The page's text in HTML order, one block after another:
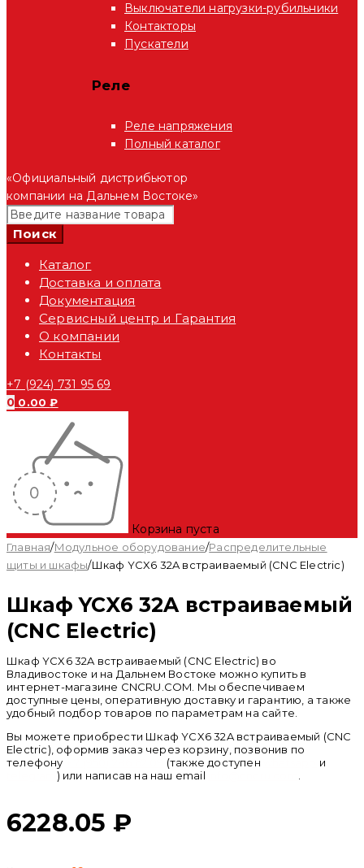
Выключатели нагрузки-рубильники
Контакторы
Пускатели
Реле
Реле напряжения
Полный каталог
«Официальный дистрибьютор
компании на Дальнем Востоке»
Каталог
Доставка и оплата
Документация
Сервисный центр и Гарантия
О компании
Контакты
+7 (924) 731 95 69
0 0.00₽
Корзина пуста
Главная/Модульное оборудование/Распределительные
щиты и шкафы/Шкаф YCX6 32A встраиваемый (CNC Electric)
Шкаф YCX6 32A встраиваемый
(CNC Electric)
Шкаф YCX6 32A встраиваемый (CNC Electric) во
Владивостоке и на Дальнем Востоке можно купить в
интернет-магазине CNCRU.COM. Мы обеспечиваем
доступные цены, оперативную доставку и гарантию, а также
удобный подбор товаров по параметрам на сайте.
Вы можете приобрести Шкаф YCX6 32A встраиваемый (CNC
Electric), оформив заказ через корзину, позвонив по
телефону
(также доступен
и
) или написав на наш email
6228.05 ₽